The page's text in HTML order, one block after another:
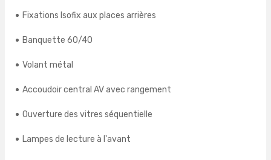
Fixations Isofix aux places arrières
Banquette 60/40
Volant métal
Accoudoir central AV avec rangement
Ouverture des vitres séquentielle
Lampes de lecture à l'avant